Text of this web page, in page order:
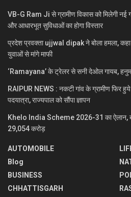
VB-G Ram Ji से ग्रामीण विकास को मिलेगी नई
और आधारभूत सुविधाओं का होगा विस्तार
प्रदेश प्रवक्ता ujjwal dipak ने बोला हमला,
युवाओं से मांगे माफी
‘Ramayana’ के ट्रेलर से सनी देओल गायब,
RAIPUR NEWS : नकटी गांव के ग्रामीण फिर
पदयात्रा, राज्यपाल को सौंपा ज्ञापन
Khelo India Scheme 2026-31 का ऐलान,
29,054 करोड़
AUTOMOBILE
Blog
BUSINESS
CHHATTISGARH